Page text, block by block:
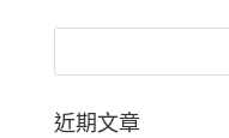
近期文章